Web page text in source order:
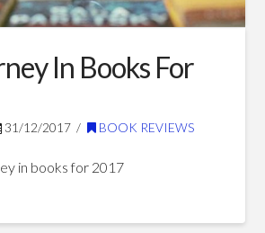
In Books For
31/12/2017 BOOK REVIEWS
in books for 2017